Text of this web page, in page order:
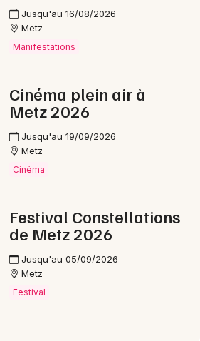
Jusqu'au 16/08/2026
Metz
Manifestations
Cinéma plein air à
Metz 2026
Jusqu'au 19/09/2026
Metz
Cinéma
Festival Constellations
de Metz 2026
Jusqu'au 05/09/2026
Metz
Festival